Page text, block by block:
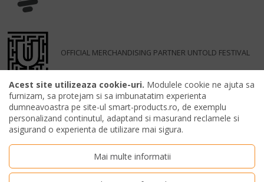
OFFICIAL MERCHANDISING PARTNER UNTOLD FESTIVAL
Acest site utilizeaza cookie-uri. Modulele cookie ne ajuta sa
furnizam, sa protejam si sa imbunatatim experienta
dumneavoastra pe site-ul smart-products.ro, de exemplu
personalizand continutul, adaptand si masurand reclamele si
asigurand o experienta de utilizare mai sigura.
Mai multe informatii